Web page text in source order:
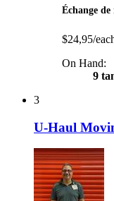
Échange
$24,95/
On Hand:
9
3
U-Haul